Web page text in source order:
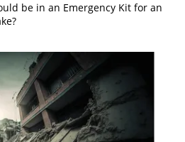
be in an Emergency Kit for an